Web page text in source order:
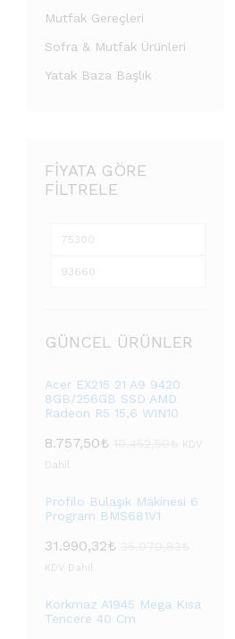
Mutfak Gereçleri
Sofra & Mutfak Ürünleri
Yatak Baza Başlık
FIYATA GÖRE
FILTRELE
GÜNCEL ÜRÜNLER
Acer EX215 21 A9 9420
8GB/256GB SSD AMD
Radeon R5 15,6 WIN10
8.757,50₺
KDV
Dahil
Profilo Bulaşık Makinesi 6
Program BMS681V1
31.990,32₺
KDV Dahil
Korkmaz A1945 Mega Kısa
Tencere 40 Cm